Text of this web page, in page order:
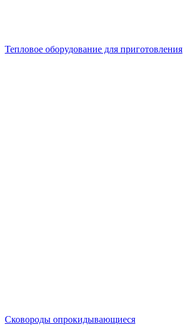
Тепловое оборудование для приготовления
Сковороды опрокидывающиеся